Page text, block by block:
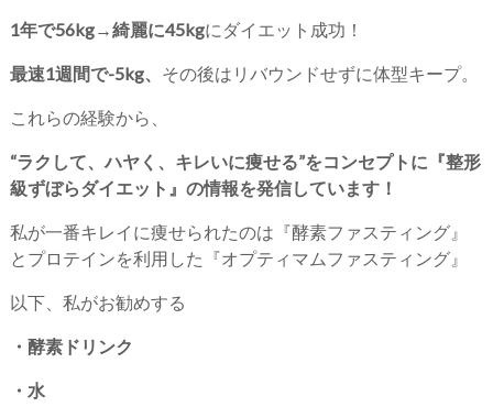
1年で56kg→綺麗に45kgにダイエット成功！
最速1週間で-5kg、 その後はリバウンドせずに体型キープ。
これらの経験から、
“ラクして、ハヤく、キレいに痩せる”をコンセプトに『整形
級ずぼらダイエット』の情報を発信しています！
私が一番キレイに痩せられたのは『酵素ファスティング』
とプロテインを利用した『オプティマムファスティング』
以下、私がお勧めする
・酵素ドリンク
・水